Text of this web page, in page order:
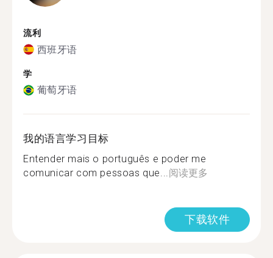
流利
西班牙语
学
葡萄牙语
我的语言学习目标
Entender mais o português e poder me
comunicar com pessoas que...阅读更多
下载软件